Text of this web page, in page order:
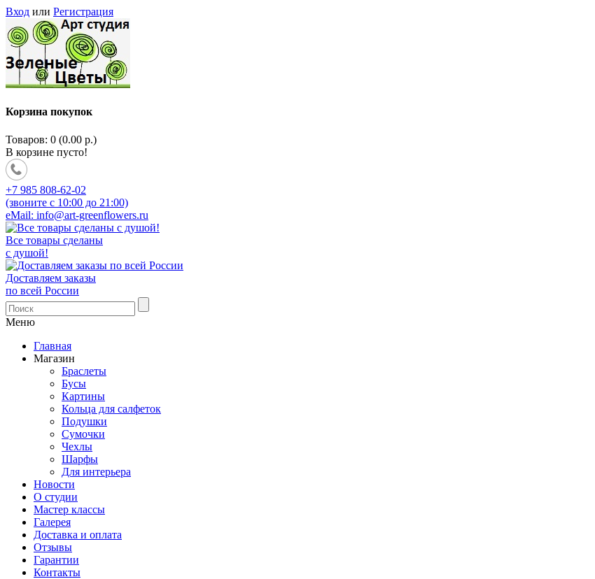
Вход или Регистрация
Корзина покупок
Товаров: 0 (0.00 р.)
В корзине пусто!
+7 985 808-62-02
(звоните с 10:00 до 21:00)
eMail: info@art-greenflowers.ru
Все товары сделаны
с душой!
Доставляем заказы
по всей России
Меню
Главная
Магазин
Браслеты
Бусы
Картины
Кольца для салфеток
Подушки
Сумочки
Чехлы
Шарфы
Для интерьера
Новости
О студии
Мастер классы
Галерея
Доставка и оплата
Отзывы
Гарантии
Контакты